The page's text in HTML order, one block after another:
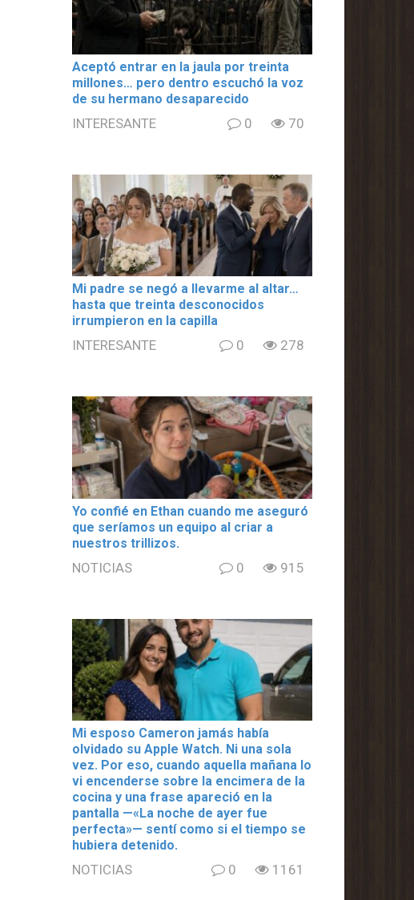
Aceptó entrar en la jaula por treinta
millones… pero dentro escuchó la voz
de su hermano desaparecido
INTERESANTE 0 70
Mi padre se negó a llevarme al altar…
hasta que treinta desconocidos
irrumpieron en la capilla
INTERESANTE 0 278
Yo confié en Ethan cuando me aseguró
que seríamos un equipo al criar a
nuestros trillizos.
NOTICIAS 0 915
Mi esposo Cameron jamás había
olvidado su Apple Watch. Ni una sola
vez. Por eso, cuando aquella mañana lo
vi encenderse sobre la encimera de la
cocina y una frase apareció en la
pantalla —«La noche de ayer fue
perfecta»— sentí como si el tiempo se
hubiera detenido.
NOTICIAS 0 1161